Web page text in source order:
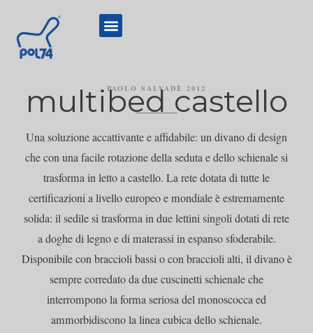
PAOLO SALVADÈ 2012
multibed castello
Una soluzione accattivante e affidabile: un divano di design
che con una facile rotazione della seduta e dello schienale si
trasforma in letto a castello. La rete dotata di tutte le
certificazioni a livello europeo e mondiale è estremamente
solida: il sedile si trasforma in due lettini singoli dotati di rete
a doghe di legno e di materassi in espanso sfoderabile.
Disponibile con braccioli bassi o con braccioli alti, il divano è
sempre corredato da due cuscinetti schienale che
interrompono la forma seriosa del monoscocca ed
ammorbidiscono la linea cubica dello schienale.